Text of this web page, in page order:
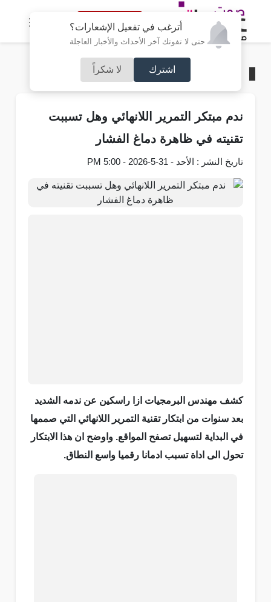
أترغب في تفعيل الإشعارات؟
حتى لا تفوتك آخر الأحداث والأخبار العاجلة
اشترك لا شكراً
النسخة الكاملة
تكنولوجيا
ندم مبتكر التمرير اللانهائي وهل تسببت
تقنيته في ظاهرة دماغ الفشار
تاريخ النشر : الأحد - 31-5-2026 - 5:00 PM
كشف مهندس البرمجيات ازا راسكين عن ندمه الشديد
بعد سنوات من ابتكار تقنية التمرير اللانهائي التي صممها
في البداية لتسهيل تصفح المواقع. واوضح ان هذا الابتكار
تحول الى اداة تسبب ادمانا رقميا واسع النطاق.